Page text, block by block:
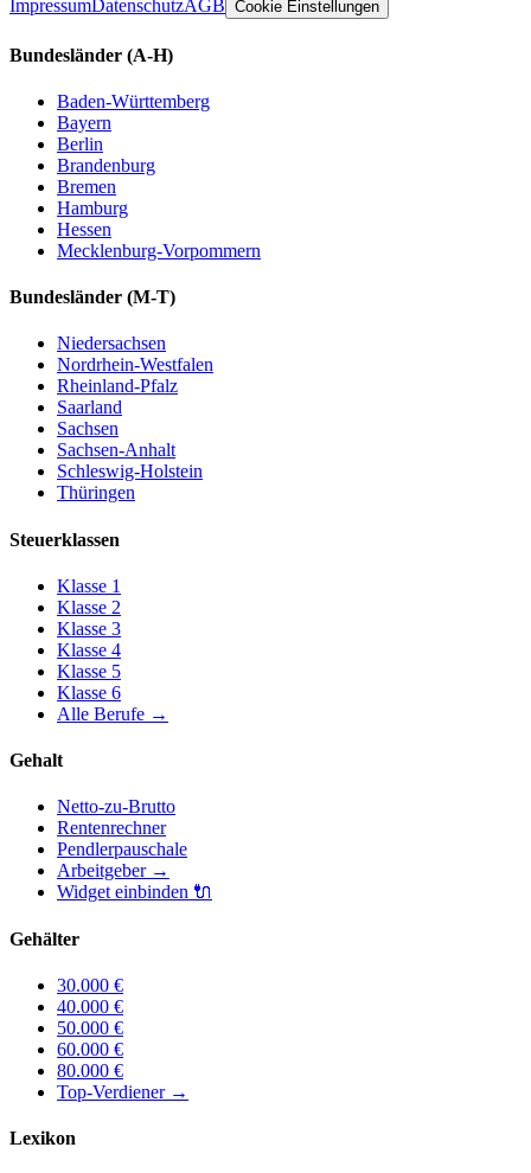
Impressum DatenschutzAGB Cookie Einstellungen
Bundesländer (A-H)
Baden-Württemberg
Bayern
Berlin
Brandenburg
Bremen
Hamburg
Hessen
Mecklenburg-Vorpommern
Bundesländer (M-T)
Niedersachsen
Nordrhein-Westfalen
Rheinland-Pfalz
Saarland
Sachsen
Sachsen-Anhalt
Schleswig-Holstein
Thüringen
Steuerklassen
Klasse 1
Klasse 2
Klasse 3
Klasse 4
Klasse 5
Klasse 6
Alle Berufe →
Gehalt
Netto-zu-Brutto
Rentenrechner
Pendlerpauschale
Arbeitgeber→
Widget einbinden 🔌
Gehälter
30.000 €
40.000 €
50.000 €
60.000 €
80.000 €
Top-Verdiener→
Lexikon